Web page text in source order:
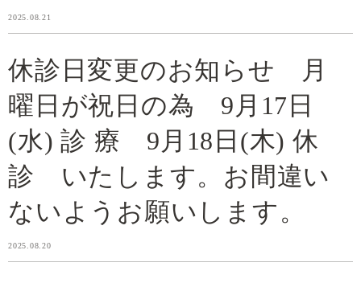
2025.08.21
休診日変更のお知らせ 月
曜日が祝日の為 9月17日
(水) 診 療 9月18日(木) 休
診 いたします。お間違い
ないようお願いします。
2025.08.20